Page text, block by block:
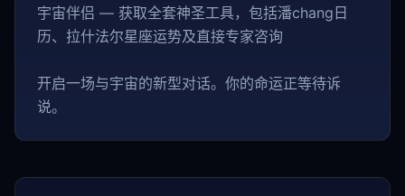
宇宙伴侣 — 获取全套神圣工具，包括潘chang日
历、拉什法尔星座运势及直接专家咨询
开启一场与宇宙的新型对话。你的命运正等待诉
说。